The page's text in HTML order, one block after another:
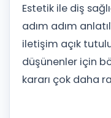
Estetik ile diş
adım adım
iletişim açık
düşünenler için
kararı çok daha